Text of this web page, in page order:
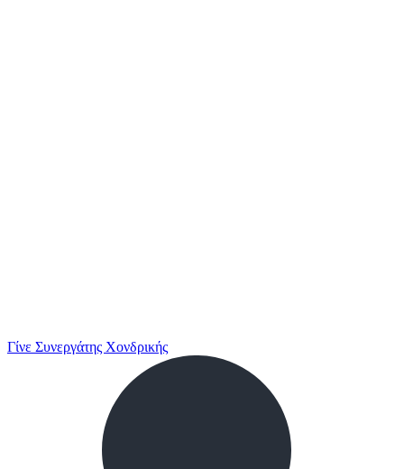
Γίνε Συνεργάτης Χονδρικής